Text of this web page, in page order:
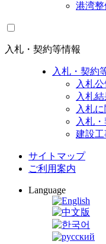
港湾
入札・契約等情報
入札・契約
入札
入札
入札
入札
建設
サイトマップ
ご利用案内
Language